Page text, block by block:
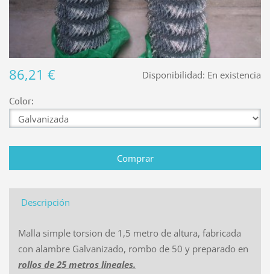
Disponibilidad: En existencia
86,21 €
Color:
Descripción
Malla simple torsion de 1,5 metro de altura, fabricada
con alambre Galvanizado, rombo de 50 y preparado en
rollos de 25 metros lineales.